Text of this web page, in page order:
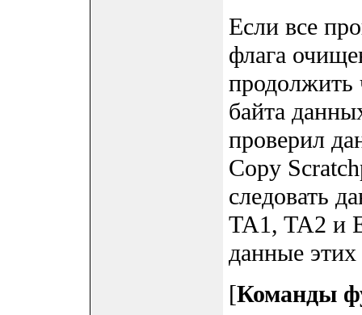
Если все
флага
продолжить
байта
проверил
Copy
следовать
TA1, TA2 и
данные этих
[Команды